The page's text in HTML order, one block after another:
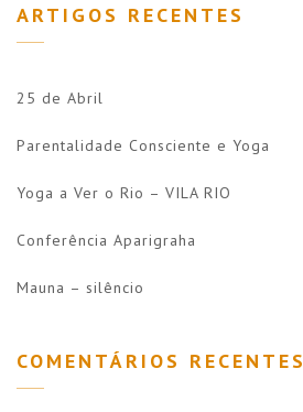
ARTIGOS RECENTES
25 de Abril
Parentalidade Consciente e Yoga
Yoga a Ver o Rio – VILA RIO
Conferência Aparigraha
Mauna – silêncio
COMENTÁRIOS RECENTES